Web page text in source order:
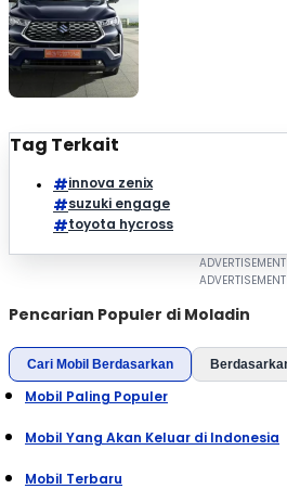
Tag Terkait
innova zenix
suzuki engage
toyota hycross
Pencarian Populer di Moladin
Cari Mobil Berdasarkan
Mobil Paling Populer
Mobil Yang Akan Keluar di Indonesia
Mobil Terbaru